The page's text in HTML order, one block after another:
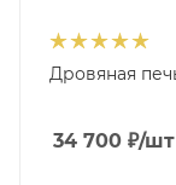
Дровяная
34 700 ₽/шт